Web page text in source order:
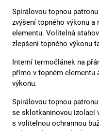
Spirálovou topnou
zvýšení topného výkonu
elementu. Volitelná
zlepšení topného výkonu
Interní termočlánek na
přímo v topném elementu
výkonu.
Spirálovou topnou
se sklotkaninovou izolací
s volitelnou ochrannou